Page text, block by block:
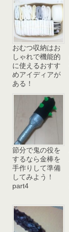
おむつ収納はお
しゃれで機能的
に使えるおすす
めアイディアが
ある！
節分で鬼の役を
するなら金棒を
手作りして準備
してみよう！
part4